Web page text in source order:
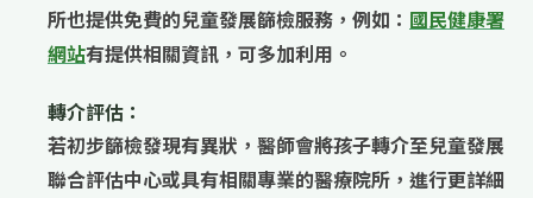
所也提供免費的兒童發展篩檢服務，例如： 國民健康署
網站有提供相關資訊，可多加利用。
轉介評估：
若初步篩檢發現有異狀，醫師會將孩子轉介至兒童發展
聯合評估中心或具有相關專業的醫療院所，進行更詳細